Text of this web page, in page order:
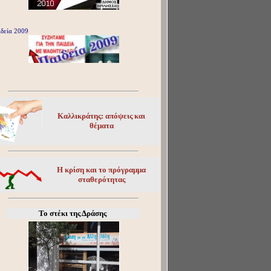
2009
Καλλικράτης: απόψεις και
θέματα
Η κρίση και το πρόγραμμα
σταθερότητας
Το στέκι της Δράσης